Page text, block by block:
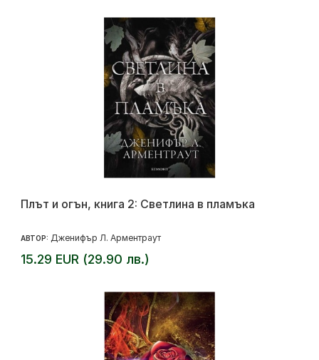
Плът и огън, книга 2: Светлина в пламъка
АВТОР: Дженифър Л. Арментраут
15.29 EUR (29.90 лв.)